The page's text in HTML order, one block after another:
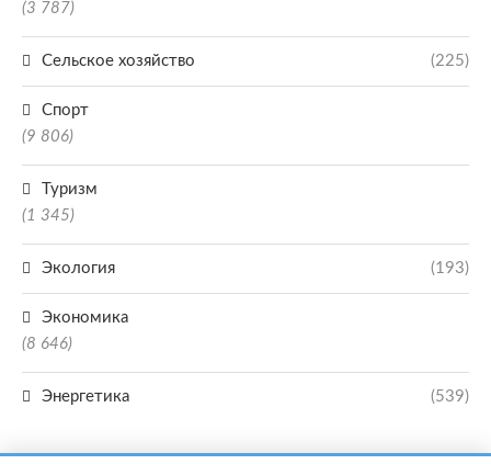
(3 787)
Сельское хозяйство (225)
Спорт
(9 806)
Туризм
(1 345)
Экология (193)
Экономика
(8 646)
Энергетика (539)